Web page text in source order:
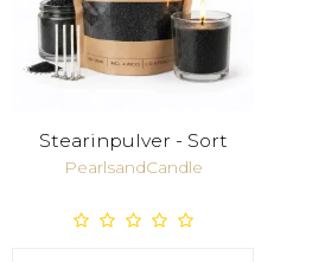
Stearinpulver - Sort
PearlsandCandle